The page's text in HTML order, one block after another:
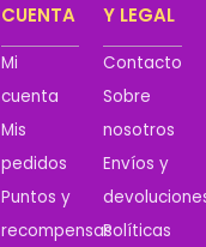
CUENTA
Mi
cuenta
Mis
pedidos
Puntos y
recompensas
Y LEGAL
Contacto
Sobre
nosotros
Envíos y
Políticas